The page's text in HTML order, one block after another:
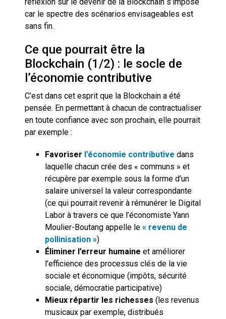
car le spectre des scénarios envisageables est
sans fin.
Ce que pourrait être la
Blockchain (1/2) : le socle de
l’économie contributive
C’est dans cet esprit que la Blockchain a été
pensée. En permettant à chacun de contractualiser
en toute confiance avec son prochain, elle pourrait
par exemple :
Favoriser l’économie contributive dans
laquelle chacun crée des « communs » et
récupère par exemple sous la forme d’un
salaire universel la valeur correspondante
(ce qui pourrait revenir à rémunérer le Digital
Labor à travers ce que l’économiste Yann
Moulier-Boutang appelle le « revenu de
pollinisation »)
Éliminer l’erreur humaine et améliorer
l’efficience des processus clés de la vie
sociale et économique (impôts, sécurité
sociale, démocratie participative)
Mieux répartir les richesses (les revenus
musicaux par exemple, distribués